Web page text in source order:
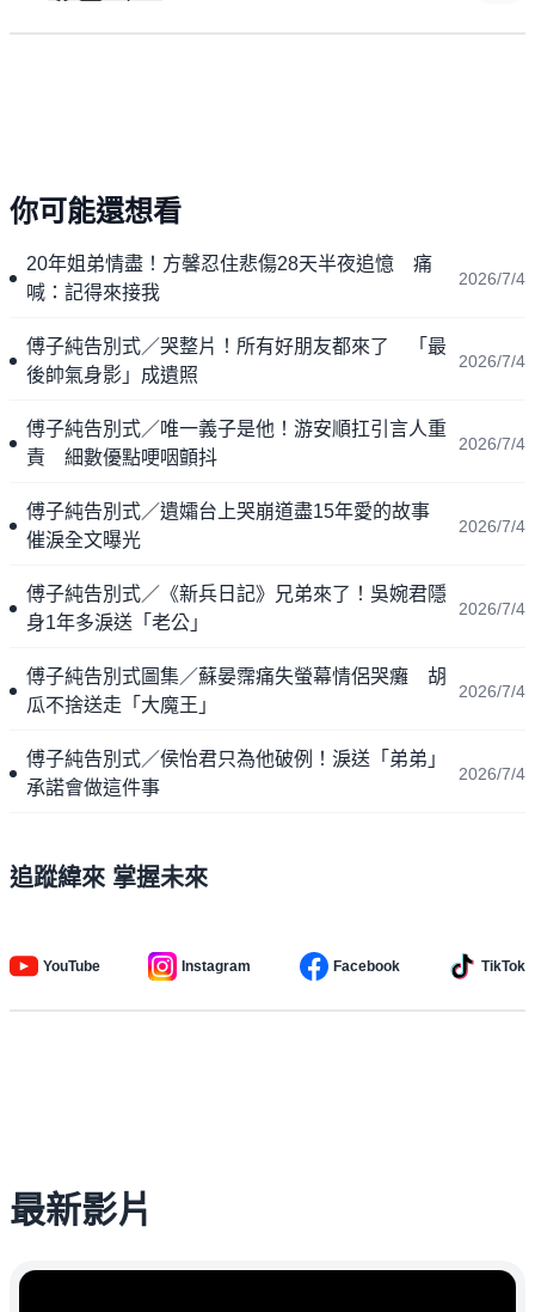
你可能還想看
20年姐弟情盡！方馨忍住悲傷28天半夜追憶 痛
喊：記得來接我
2026/7/4
傅子純告別式／哭整片！所有好朋友都來了 「最
後帥氣身影」成遺照
2026/7/4
傅子純告別式／唯一義子是他！游安順扛引言人重
責 細數優點哽咽顫抖
2026/7/4
傅子純告別式／遺孀台上哭崩道盡15年愛的故事
催淚全文曝光
2026/7/4
傅子純告別式／《新兵日記》兄弟來了！吳婉君隱
身1年多淚送「老公」
2026/7/4
傅子純告別式圖集／蘇晏霈痛失螢幕情侶哭癱 胡
瓜不捨送走「大魔王」
2026/7/4
傅子純告別式／侯怡君只為他破例！淚送「弟弟」
承諾會做這件事
2026/7/4
追蹤緯來 掌握未來
YouTube Instagram Facebook TikTok
最新影片